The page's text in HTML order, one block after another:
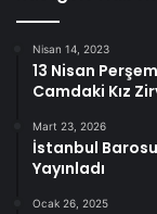
Nisan 14, 2023
13 Nisan
Camdaki Kız
Mart 23, 2026
İstanbul
Yayınladı
Ocak 26, 2025